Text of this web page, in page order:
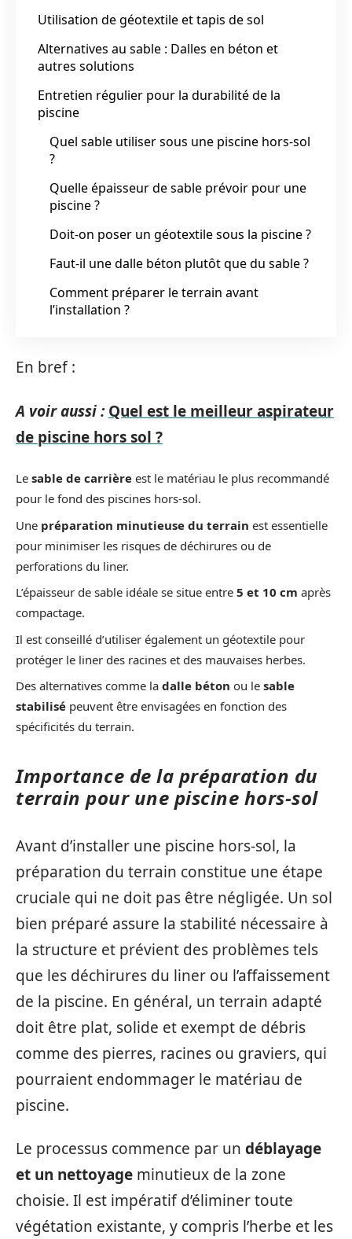
Utilisation de géotextile et tapis de sol
Alternatives au sable : Dalles en béton et
autres solutions
Entretien régulier pour la durabilité de la
piscine
Quel sable utiliser sous une piscine hors-sol
?
Quelle épaisseur de sable prévoir pour une
piscine ?
Doit-on poser un géotextile sous la piscine ?
Faut-il une dalle béton plutôt que du sable ?
Comment préparer le terrain avant
l’installation ?
En bref :
A voir aussi : Quel est le meilleur aspirateur
de piscine hors sol ?
Le sable de carrière est le matériau le plus recommandé
pour le fond des piscines hors-sol.
Une préparation minutieuse du terrain est essentielle
pour minimiser les risques de déchirures ou de
perforations du liner.
L’épaisseur de sable idéale se situe entre 5 et 10 cm après
compactage.
Il est conseillé d’utiliser également un géotextile pour
protéger le liner des racines et des mauvaises herbes.
Des alternatives comme la dalle béton ou le sable
stabilisé peuvent être envisagées en fonction des
spécificités du terrain.
Importance de la préparation du
terrain pour une piscine hors-sol
Avant d’installer une piscine hors-sol, la
préparation du terrain constitue une étape
cruciale qui ne doit pas être négligée. Un sol
bien préparé assure la stabilité nécessaire à
la structure et prévient des problèmes tels
que les déchirures du liner ou l’affaissement
de la piscine. En général, un terrain adapté
doit être plat, solide et exempt de débris
comme des pierres, racines ou graviers, qui
pourraient endommager le matériau de
piscine.
Le processus commence par un déblayage
et un nettoyage minutieux de la zone
choisie. Il est impératif d’éliminer toute
végétation existante, y compris l’herbe et les